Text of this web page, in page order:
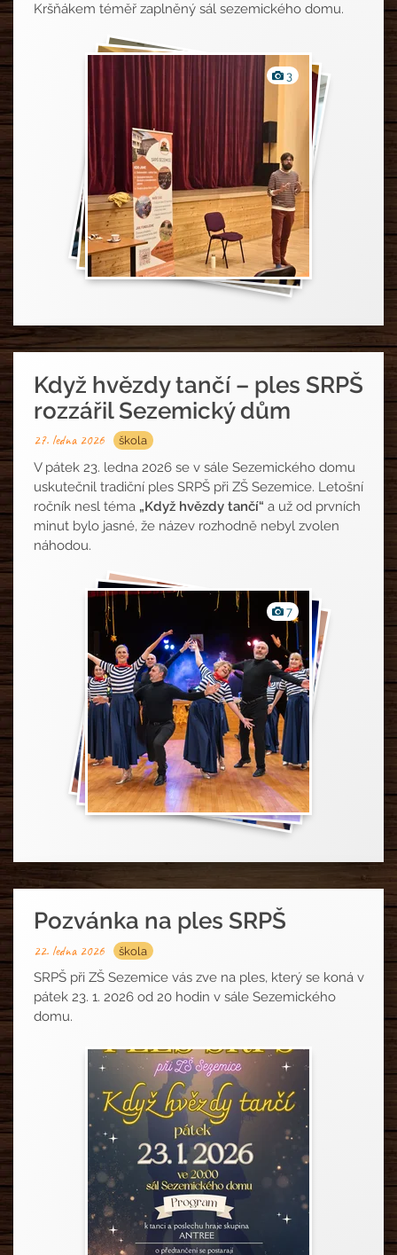
Kršňákem téměř zaplněný sál sezemického domu.
3Fotografie
Když hvězdy tančí – ples SRPŠ
rozzářil Sezemický dům
27. ledna 2026 škola
V pátek 23. ledna 2026 se v sále Sezemického domu
uskutečnil tradiční ples SRPŠ při ZŠ Sezemice. Letošní
ročník nesl téma „Když hvězdy tančí“ a už od prvních
minut bylo jasné, že název rozhodně nebyl zvolen
náhodou.
7Fotografie
Pozvánka na ples SRPŠ
22. ledna 2026 škola
SRPŠ při ZŠ Sezemice vás zve na ples, který se koná v
pátek 23. 1. 2026 od 20 hodin v sále Sezemického
domu.